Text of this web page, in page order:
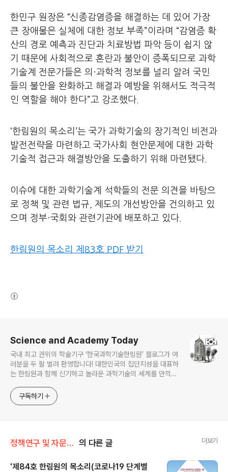
한민구 원장은 “신종감염증을 해결하는 데 있어 가장
큰 장애물은 실체에 대한 정보 부족”이라며 “감염증 확
산의 경로 예측과 진단과 치료방법 파악 등이 쉽지 않
기 때문에 사회적으로 혼란과 불안이 증폭되므로 과학
기술계 전문가들은 의·과학적 정보를 널리 알려 국민
들의 불안을 완화하고 해결과 예방을 위해서도 적극적
인 역할을 해야 한다”고 강조했다.
‘한림원의 목소리’는 국가 과학기술의 장기적인 비전과
발전전략을 마련하고 국가사회 현안문제에 대한 과학
기술적 접근과 해결방안을 도출하기 위해 마련됐다.
이슈에 대한 과학기술계 석학들의 전문 의견을 바탕으
로 정책 및 관련 법규, 제도의 개선방안을 건의하고 있
으며 정부·국회와 관련기관에 배포하고 있다.
한림원의 목소리 제83호 PDF 받기
Science and Academy Today
국내 최고 권위의 학술기구 ‘한국과학기술한림원’ 블로그가 여
러분을 두 팔 벌려 환영합니다! 대한민국의 집단지성을 대표하
는 한림원과 함께 신기하고 놀라운 과학기술의 세계를 만끽하
구독하기
정책연구 및 자문/한림원의 목소리 의 다른 글 더보기
'제84호 한림원의 목소리(코로나19 단계별